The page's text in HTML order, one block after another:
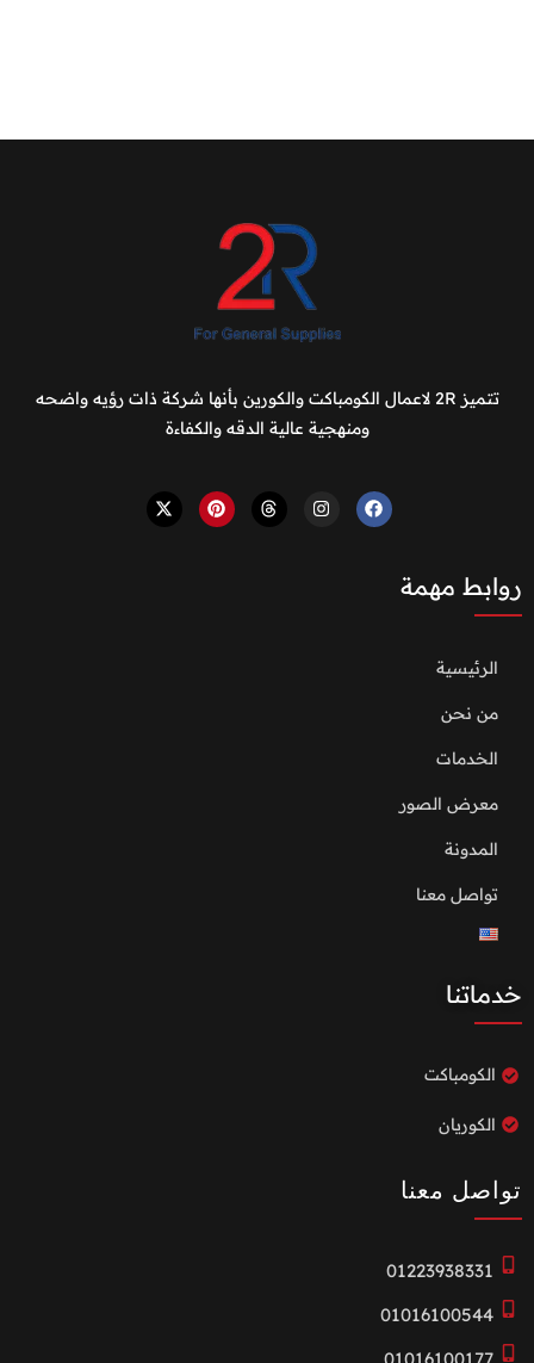
تتميز 2R لاعمال الكومباكت والكورين بأنها شركة ذات رؤيه واضحه
ومنهجية عالية الدقه والكفاءة
روابط مهمة
الرئيسية
من نحن
الخدمات
معرض الصور
المدونة
تواصل معنا
خدماتنا
الكومباكت
الكوريان
تواصل معنا
01223938331
01016100544
01016100177